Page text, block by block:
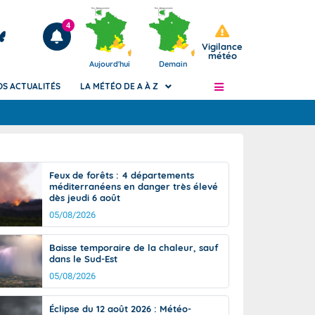
Articles
4
Aujourd'hui Demain
Vigilance
météo
de
Phénomènes dangereux de J+2 à J+7
Avertissement pluies intenses à l'échelle
des communes (Apic)
Bulletins Marine
Bulletins d'estimation du risque
d'avalanche
Météo des forêts
Vigicrues
ACTUALITÉS LA MÉTÉO DE A À Z
Feux de forêts : 4 départements
méditerranéens en danger très élevé
dès jeudi 6 août
05/08/2026
Baisse temporaire de la chaleur, sauf
dans le Sud-Est
05/08/2026
Éclipse du 12 août 2026 : Météo-